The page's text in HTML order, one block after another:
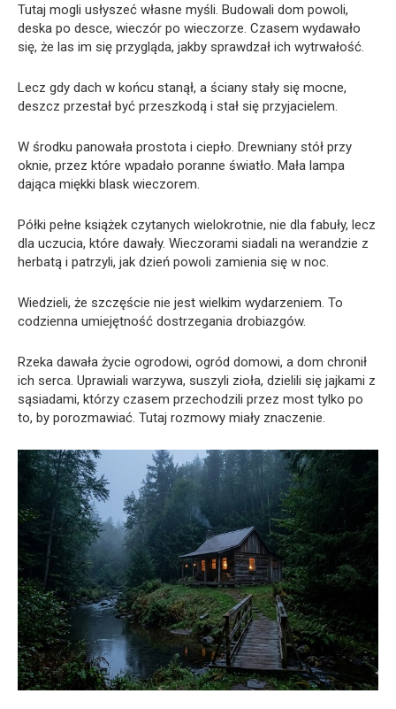
Tutaj mogli usłyszeć własne myśli. Budowali dom powoli,
deska po desce, wieczór po wieczorze. Czasem wydawało
się, że las im się przygląda, jakby sprawdzał ich wytrwałość.
Lecz gdy dach w końcu stanął, a ściany stały się mocne,
deszcz przestał być przeszkodą i stał się przyjacielem.
W środku panowała prostota i ciepło. Drewniany stół przy
oknie, przez które wpadało poranne światło. Mała lampa
dająca miękki blask wieczorem.
Półki pełne książek czytanych wielokrotnie, nie dla fabuły, lecz
dla uczucia, które dawały. Wieczorami siadali na werandzie z
herbatą i patrzyli, jak dzień powoli zamienia się w noc.
Wiedzieli, że szczęście nie jest wielkim wydarzeniem. To
codzienna umiejętność dostrzegania drobiazgów.
Rzeka dawała życie ogrodowi, ogród domowi, a dom chronił
ich serca. Uprawiali warzywa, suszyli zioła, dzielili się jajkami z
sąsiadami, którzy czasem przechodzili przez most tylko po
to, by porozmawiać. Tutaj rozmowy miały znaczenie.